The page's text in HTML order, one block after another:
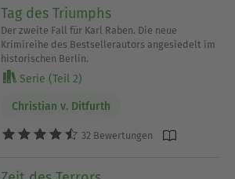
Tag des Triumphs
Der zweite Fall für Karl Raben. Die neue
Krimireihe des Bestsellerautors angesiedelt im
historischen Berlin.
Serie (Teil 2)
Christian v. Ditfurth
32 Bewertungen